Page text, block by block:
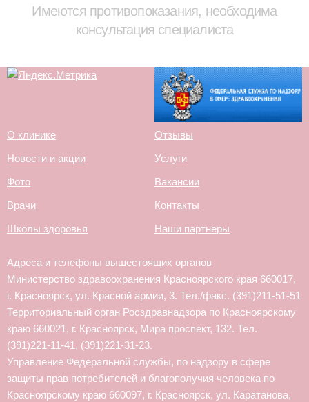
Имеются противопоказания, необходима
консультация специалиста
О клинике
Новости и акции
Фото
Врачи
Школы здоровья
Отзывы
Услуги
Вакансии
Контакты
Наши партнеры
Адреса и телефоны вышестоящих органов
Министерство здравоохранения Красноярского края 660017,
г. Красноярск, ул. Красной армии, 3. Тел./факс. (391)211-51-51
Территориальный орган Росздравнадзора по Красноярскому
краю 660021, г. Красноярск, Мира проспект, 132. Тел.
(391)221-11-41, (391)221-31-23.
Управление Федеральной службы, по надзору в сфере
защиты прав потребителей и благополучия человека по
Красноярскому краю 660097, г. Красноярск, ул. Каратанова,